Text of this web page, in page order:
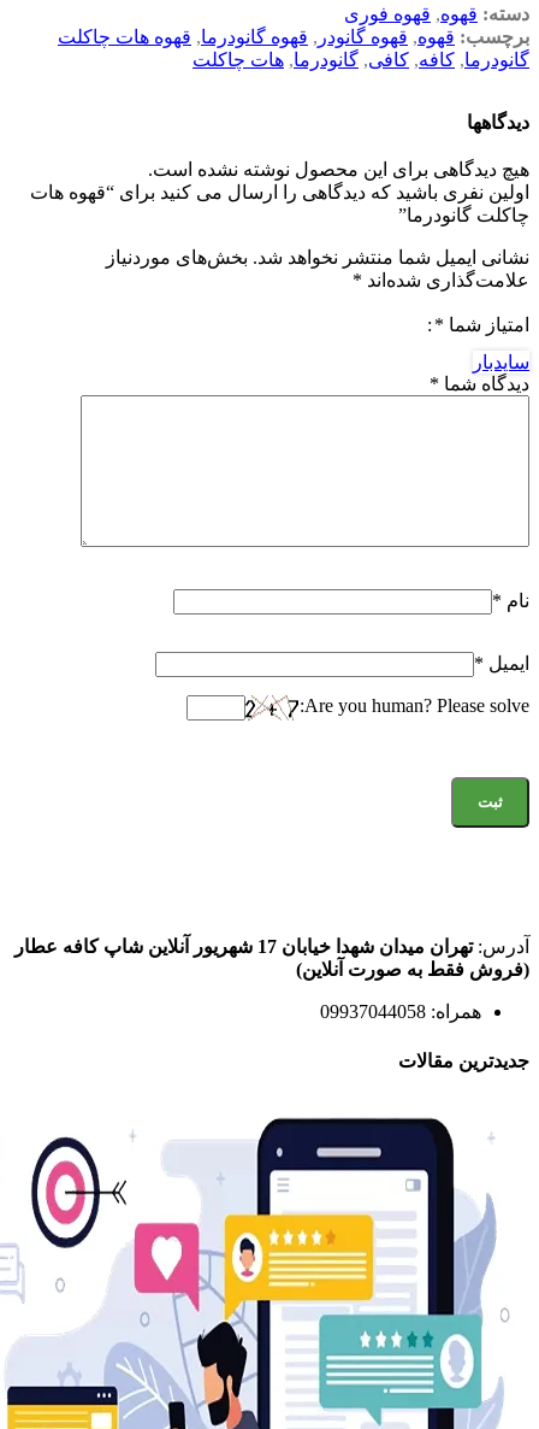
دسته: قهوه, قهوه فوری
برچسب: قهوه, قهوه گانودر , قهوه گانودرما, قهوه هات چاکلت
گانودرما, کافه, کافی, گانودرما, هات چاکلت
دیدگاهها
هیچ دیدگاهی برای این محصول نوشته نشده است.
اولین نفری باشید که دیدگاهی را ارسال می کنید برای “قهوه هات
چاکلت گانودرما”
نشانی ایمیل شما منتشر نخواهد شد. بخش‌های موردنیاز
علامت‌گذاری شده‌اند *
امتیاز شما *
دیدگاه شما *
نام *
ایمیل *
Are you human? Please solve:
آدرس:تهران میدان شهدا خیابان 17 شهریور آنلاین شاپ کافه عطار
(فروش فقط به صورت آنلاین)
همراه: 09937044058
جدیدترین مقالات
سایدبار